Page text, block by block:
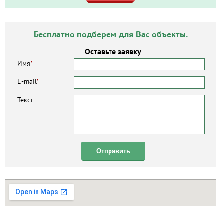
Бесплатно подберем для Вас объекты.
Оставьте заявку
Имя*
E-mail*
Текст
Отправить